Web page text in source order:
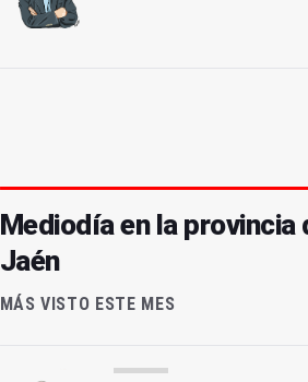
Mediodía en la provincia
Jaén
MÁS VISTO ESTE MES